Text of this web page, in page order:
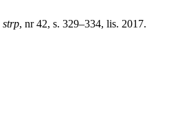
strp, nr 42, s. 329–334, lis. 2017.